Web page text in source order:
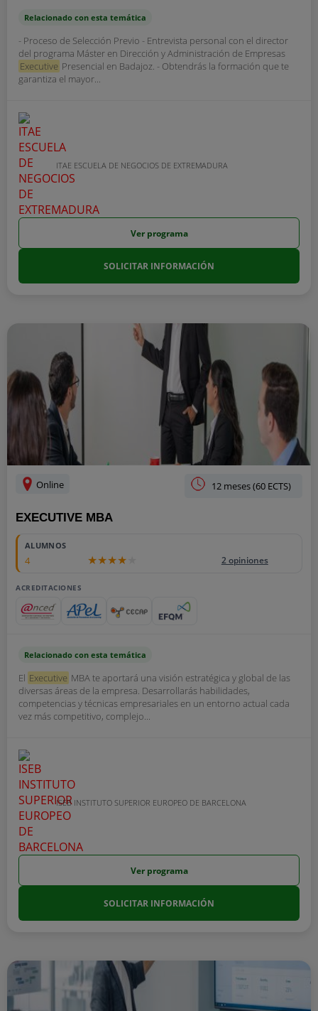
Relacionado con esta temática
- Proceso de Selección Previo - Entrevista personal con el director
del programa Máster en Dirección y Administración de Empresas
Executive Presencial en Badajoz. - Obtendrás la formación que te
garantiza el mayor...
ITAE ESCUELA DE NEGOCIOS DE EXTREMADURA
Ver programa
SOLICITAR INFORMACIÓN
Online 12 meses (60 ECTS)
EXECUTIVE MBA
ALUMNOS
4 2 opiniones
ACREDITACIONES
Relacionado con esta temática
El Executive MBA te aportará una visión estratégica y global de las
diversas áreas de la empresa. Desarrollarás habilidades,
competencias y técnicas empresariales en un entorno actual cada
vez más competitivo, complejo...
ISEB INSTITUTO SUPERIOR EUROPEO DE BARCELONA
Ver programa
SOLICITAR INFORMACIÓN